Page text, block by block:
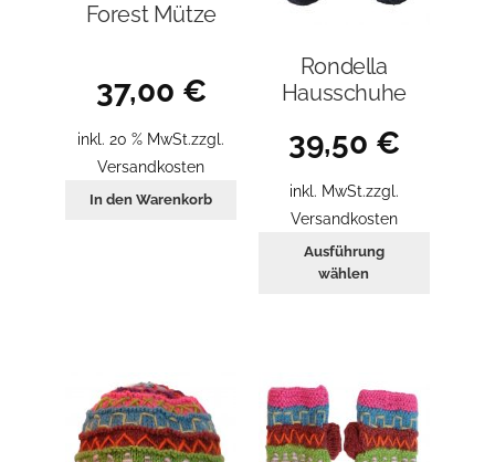
Forest Mütze
37,00 €
inkl. 20 % MwSt.zzgl.
Versandkosten
In den Warenkorb
Rondella
Hausschuhe
39,50 €
inkl. MwSt.zzgl.
Versandkosten
Ausführung
wählen